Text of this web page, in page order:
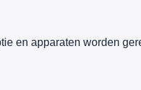
en apparaten worden